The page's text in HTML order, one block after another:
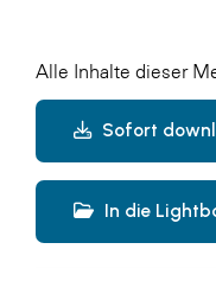
Alle Inhalte dieser
Sofort
In die